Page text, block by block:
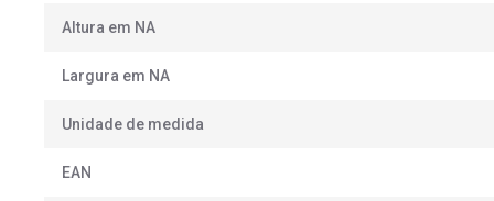
Altura em NA
Largura em NA
Unidade de medida
EAN